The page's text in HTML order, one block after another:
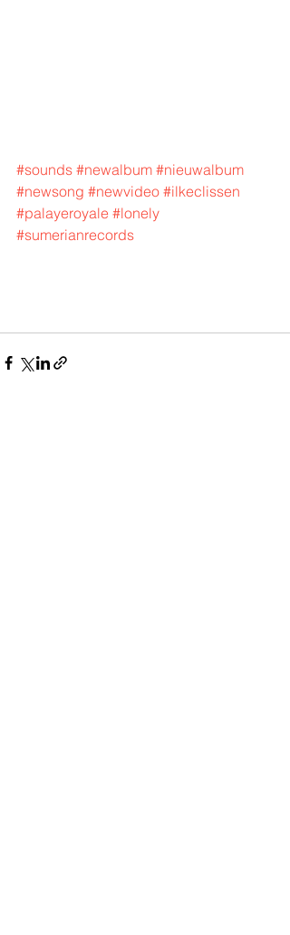
#sounds #newalbum #nieuwalbum
#newsong #newvideo #ilkeclissen
#palayeroyale #lonely
#sumerianrecords